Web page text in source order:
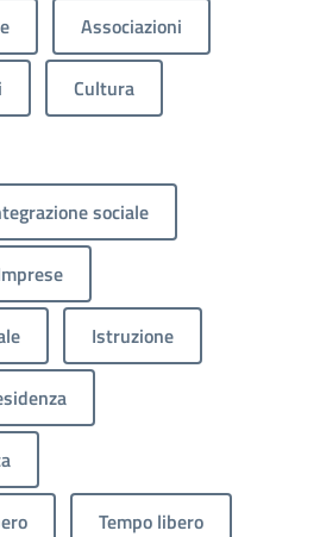
Associazioni
Cultura
sociale
Istruzione
Tempo libero